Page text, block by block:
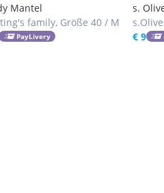
Mantel
family, Größe 40 / M
PayLivery
s.
€ 9